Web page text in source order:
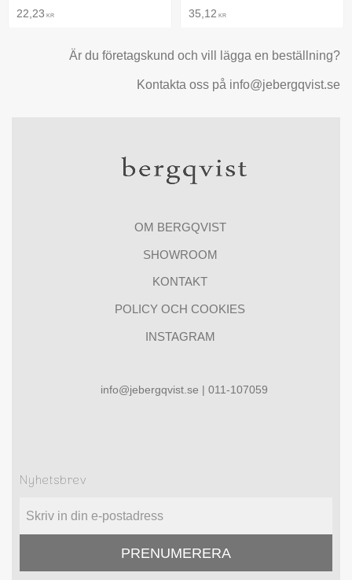
22,23 KR
35,12 KR
Är du företagskund och vill lägga en beställning?
Kontakta oss på info@jebergqvist.se
OM BERGQVIST
SHOWROOM
KONTAKT
POLICY OCH COOKIES
INSTAGRAM
info@jebergqvist.se | 011-107059
Nyhetsbrev
PRENUMERERA